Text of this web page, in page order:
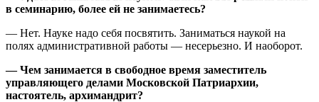
в семинарию, более ей не занимаетесь?
— Нет. Науке надо себя посвятить. Заниматься наукой на
полях административной работы — несерьезно. И наоборот.
— Чем занимается в свободное время заместитель
управляющего делами Московской Патриархии,
настоятель, архимандрит?